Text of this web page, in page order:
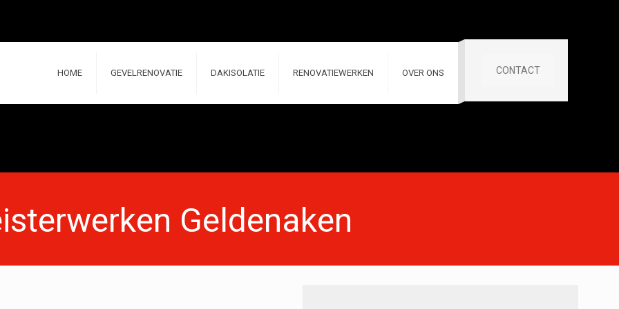
HOME GEVELRENOVATIE DAKISOLATIE RENOVATIEWERKEN OVER ONS CONTACT
Geldenaken